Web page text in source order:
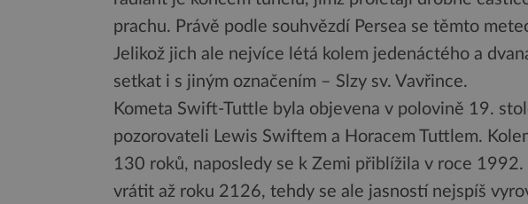
prachu. Právě podle souhvězdí Persea se těmto
Jelikož jich ale nejvíce létá kolem jedenáctého a
setkat i s jiným označením – Slzy sv. Vavřince.
Kometa Swift-Tuttle byla objevena v polovině 19.
pozorovateli Lewis Swiftem a Horacem Tuttlem.
130 roků, naposledy se k Zemi přiblížila v roce 1992.
vrátit až roku 2126, tehdy se ale jasností nejspíš